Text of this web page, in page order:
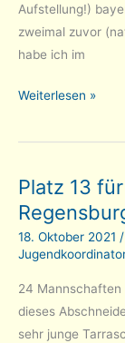
Aufstellung!)
zweimal zuvor
habe ich im
Aus
Jugendarchiv:
Meisterschaften
seit
2010
Weiterlesen »
Platz 13
18. Oktober 2021 /
24 Mannschaften
dieses
sehr junge